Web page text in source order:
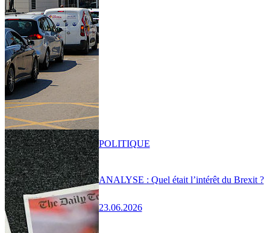
ANALYSE : Quel était l’intérêt du Brexit ?
23.06.2026
POLITIQUE